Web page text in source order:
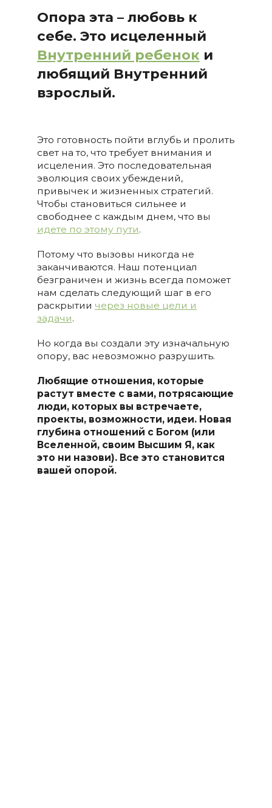
Опора эта – любовь к
себе. Это исцеленный
Внутренний ребеноки
любящий Внутренний
взрослый.
Это готовность пойти вглубь и пролить
свет на то, что требует внимания и
исцеления. Это последовательная
эволюция своих убеждений,
привычек и жизненных стратегий.
Чтобы становиться сильнее и
свободнее с каждым днем, что вы
идете по этому пути.
Потому что вызовы никогда не
заканчиваются. Наш потенциал
безграничен и жизнь всегда поможет
нам сделать следующий шаг в его
раскрытии через новые цели и
задачи.
Но когда вы создали эту изначальную
опору, вас невозможно разрушить.
Любящие отношения, которые
растут вместе с вами, потрясающие
люди, которых вы встречаете,
проекты, возможности, идеи. Новая
глубина отношений с Богом (или
Вселенной, своим Высшим Я, как
это ни назови). Все это становится
вашей опорой.